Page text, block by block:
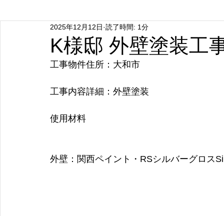
逗子市 藤沢市 寒川町
磯子区 都筑区 瀬谷区
K様邸 外壁塗装工
2025年12月12日 読了時間: 1分
工事物件住所： 大和市
工事内容詳細： 外壁塗装
使用材料
外壁： 関西ペイント・RSシルバーグロス